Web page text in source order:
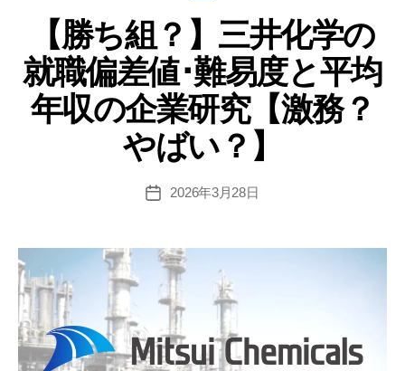
学
の
就
職
差
難
収
ー
【勝ち組？】三井化学の
就職偏差値･難易度と平均
年収の企業研究【激務？
やばい？】
投
2026年3月28日